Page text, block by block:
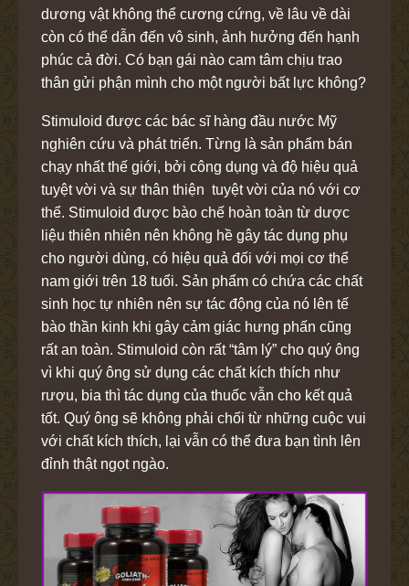
dương vật không thể cương cứng, về lâu về dài
còn có thể dẫn đến vô sinh, ảnh hưởng đến hạnh
phúc cả đời. Có bạn gái nào cam tâm chịu trao
thân gửi phận mình cho một người bất lực không?
Stimuloid được các bác sĩ hàng đầu nước Mỹ
nghiên cứu và phát triển. Từng là sản phẩm bán
chạy nhất thế giới, bởi công dụng và độ hiệu quả
tuyệt vời và sự thân thiện tuyệt vời của nó với cơ
thể. Stimuloid được bào chế hoàn toàn từ dược
liệu thiên nhiên nên không hề gây tác dụng phụ
cho người dùng, có hiệu quả đối với mọi cơ thể
nam giới trên 18 tuổi. Sản phẩm có chứa các chất
sinh học tự nhiên nên sự tác động của nó lên tế
bào thần kinh khi gây cảm giác hưng phấn cũng
rất an toàn. Stimuloid còn rất “tâm lý” cho quý ông
vì khi quý ông sử dụng các chất kích thích như
rượu, bia thì tác dụng của thuốc vẫn cho kết quả
tốt. Quý ông sẽ không phải chối từ những cuộc vui
với chất kích thích, lại vẫn có thể đưa bạn tình lên
đỉnh thật ngọt ngào.